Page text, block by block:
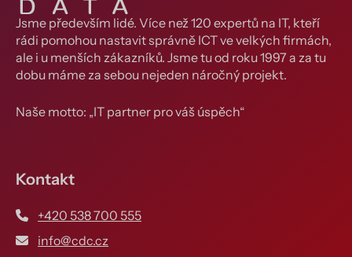
Jsme především lidé. Více než 120 expertů na IT, kteří
rádi pomohou nastavit správně ICT ve velkých firmách,
ale i u menších zákazníků. Jsme tu od roku 1997 a za tu
dobu máme za sebou nejeden náročný projekt.
Naše motto: „IT partner pro váš úspěch“
Kontakt
+420 538 700 555
info@cdc.cz